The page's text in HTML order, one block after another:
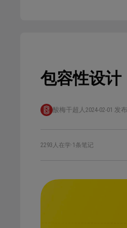
包容性设计
酸梅干超人 2024-02-01 发布
2293人在学·1条笔记